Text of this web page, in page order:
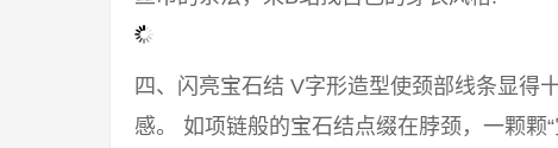
四、闪亮宝石结 V字形造型使颈部线条显得
感。 如项链般的宝石结点缀在脖颈，一颗颗